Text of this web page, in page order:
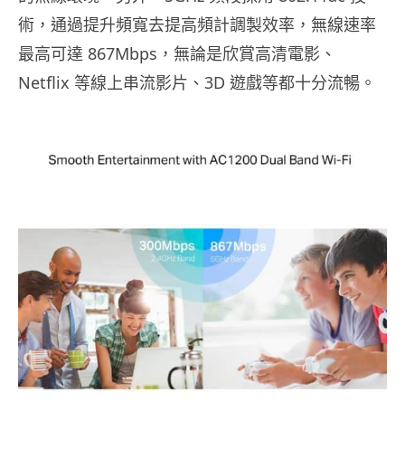
術，通過提升頻寬去提高頻計調製效率，無線速率
最高可達 867Mbps，無論是欣賞高清電影、
Netflix 等線上串流影片、3D 遊戲等都十分流暢。